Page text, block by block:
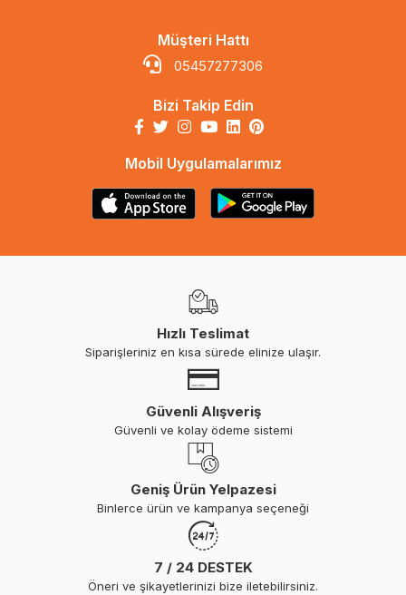
Müşteri Hattı
05457277306
Bizi Takip Edin
Mobil Uygulamalarımız
Hızlı Teslimat
Siparişleriniz en kısa sürede elinize ulaşır.
Güvenli Alışveriş
Güvenli ve kolay ödeme sistemi
Geniş Ürün Yelpazesi
Binlerce ürün ve kampanya seçeneği
7 / 24 DESTEK
Öneri ve şikayetlerinizi bize iletebilirsiniz.